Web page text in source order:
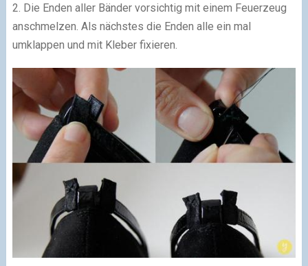
2. Die Enden aller Bänder vorsichtig mit einem Feuerzeug
anschmelzen. Als nächstes die Enden alle ein mal
umklappen und mit Kleber fixieren.